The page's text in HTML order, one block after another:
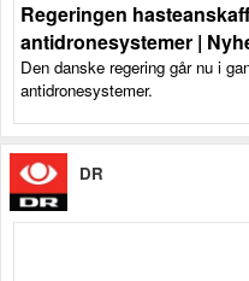
Regeringen
antidronesystemer |
Den danske regering går nu i
antidronesystemer.
DR